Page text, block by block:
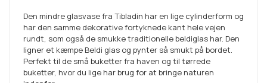
Den mindre glasvase fra Tibladin har en lige cylinderform og
har den samme dekorative fortyknede kant hele vejen
rundt, som også de smukke traditionelle beldiglas har. Den
ligner et kæmpe Beldi glas og pynter så smukt på bordet.
Perfekt til de små buketter fra haven og til tørrede
buketter, hvor du lige har brug for at bringe naturen